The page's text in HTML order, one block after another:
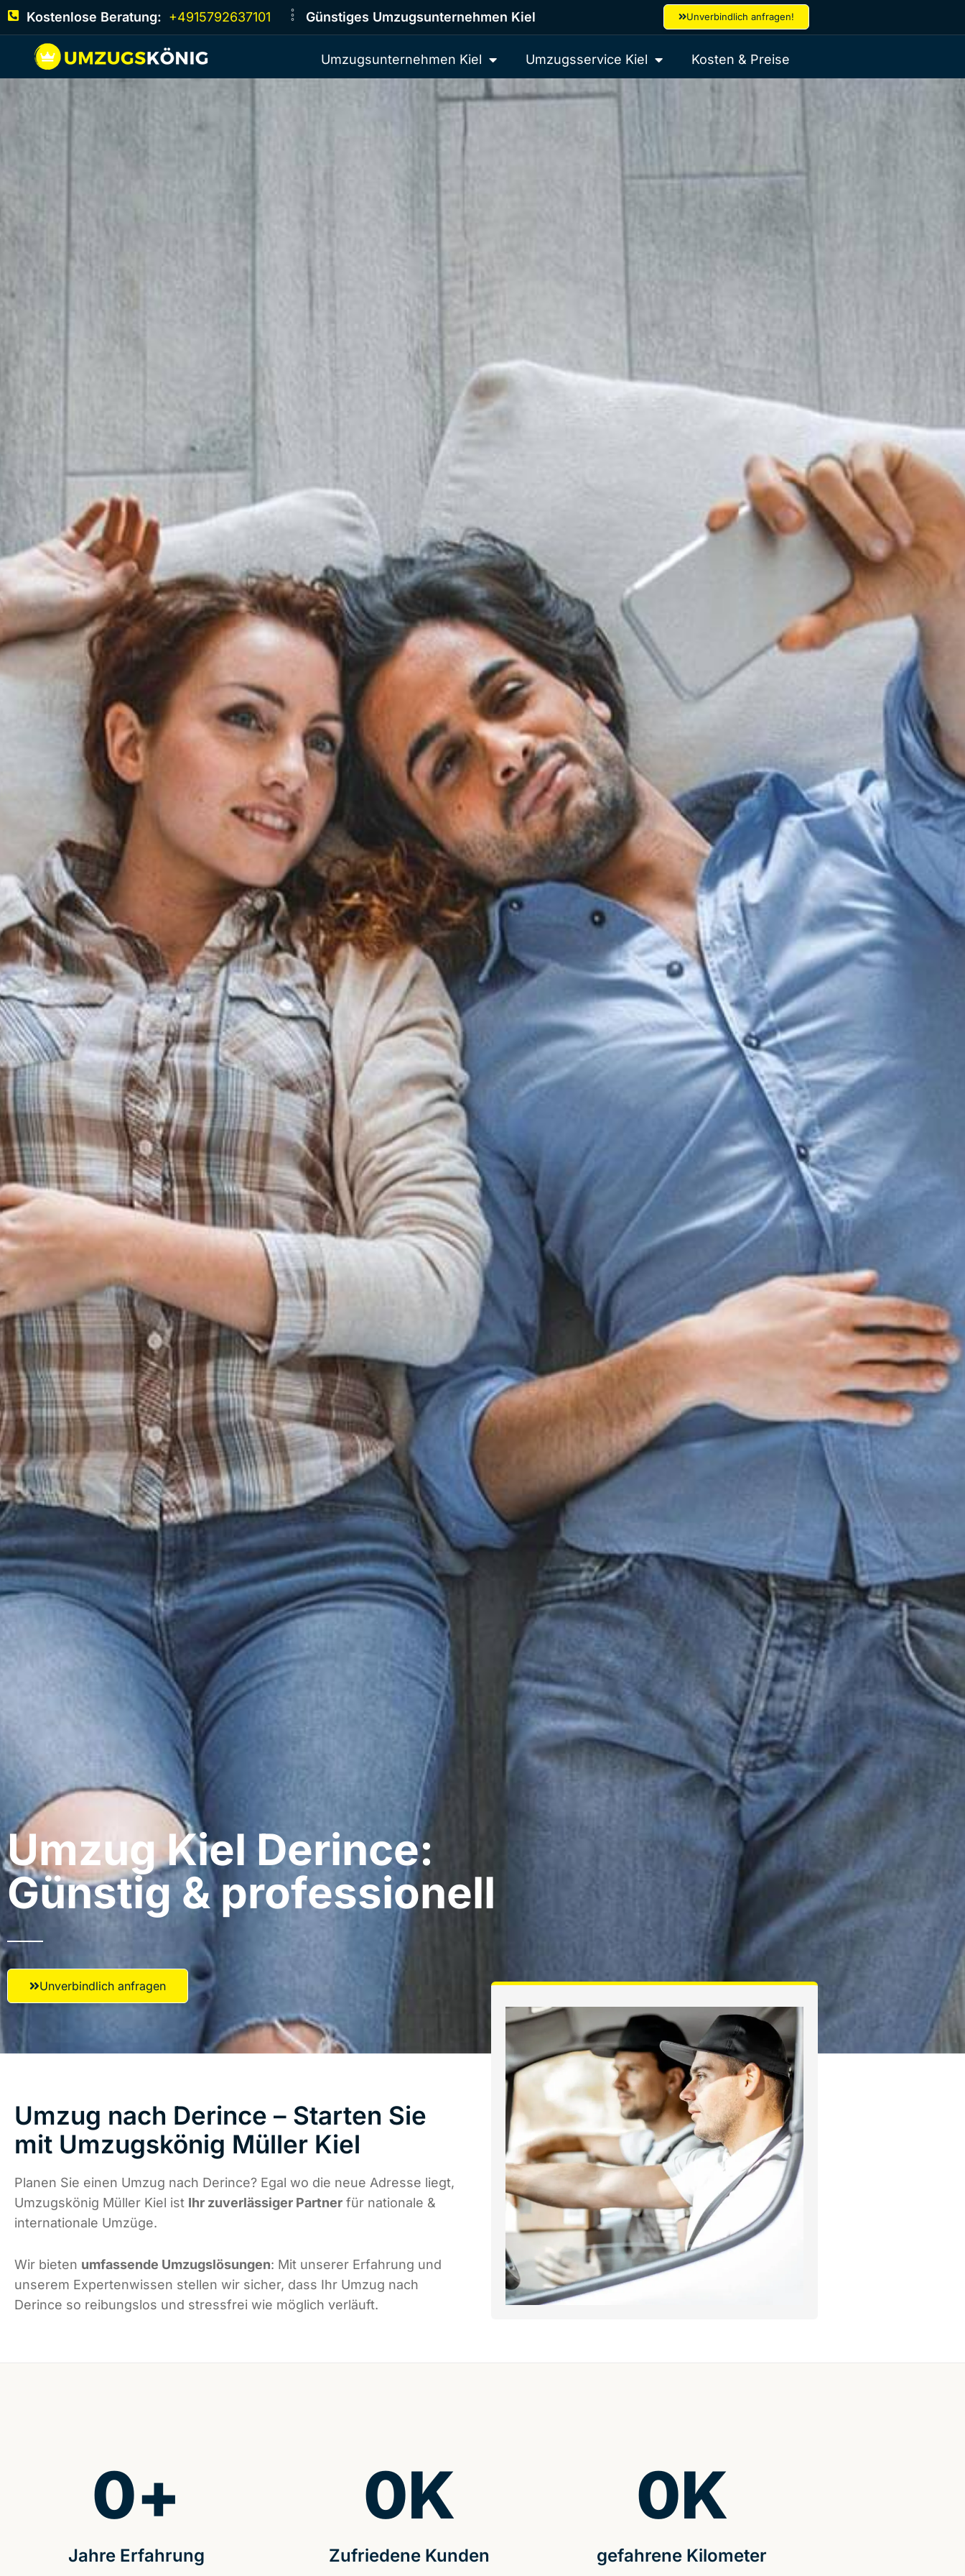
Kostenlose Beratung: +4915792637101 Günstiges Umzugsunternehmen Kiel Unverbindlich anfragen!
Umzugsunternehmen Kiel Umzugsservice Kiel Kosten & Preise
Umzug Kiel​ Derince:
Günstig & professionell​
Unverbindlich anfragen
Umzug nach Derince – Starten Sie
mit Umzugskönig Müller Kiel
Planen Sie einen Umzug nach Derince? Egal wo die neue Adresse liegt,
Umzugskönig Müller Kiel ist Ihr zuverlässiger Partner für nationale &
internationale Umzüge.
Wir bieten umfassende Umzugslösungen: Mit unserer Erfahrung und
unserem Expertenwissen stellen wir sicher, dass Ihr Umzug nach
Derince so reibungslos und stressfrei wie möglich verläuft.
Jahre Erfahrung
0+
Zufriedene Kunden
0K
gefahrene Kilometer
0K